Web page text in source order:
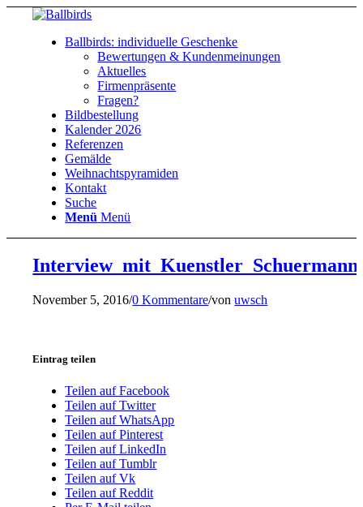
Ballbirds: individuelle Geschenke
Bewertungen & Kundenmeinungen
Aktuelles
Firmenpräsente
Fragen?
Bildbestellung
Kalender 2026
Referenzen
Gemälde
Weihnachtspyramiden
Kontakt
Suche
Menü Menü
November 5, 2016/0 Kommentare/vonuwsch
Eintrag teilen
Teilen auf Facebook
Teilen auf Twitter
Teilen auf WhatsApp
Teilen auf Pinterest
Teilen auf LinkedIn
Teilen auf Tumblr
Teilen auf Vk
Teilen auf Reddit